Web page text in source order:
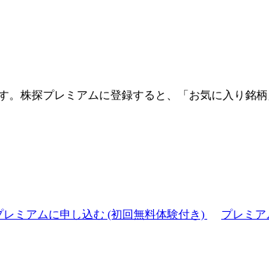
。 株探プレミアムに登録すると、「お気に入り銘
レミアムに申し込む (初回無料体験付き)
プレミ